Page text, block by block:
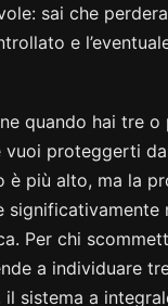
sai che
e
quando hai tre
proteggerti
è più alto, ma la
significativamente
Per chi
a individuare
sistema a